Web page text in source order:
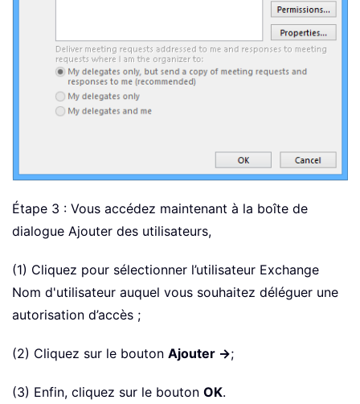
Étape 3 : Vous accédez maintenant à la boîte de
dialogue Ajouter des utilisateurs,
(1) Cliquez pour sélectionner l’utilisateur Exchange
Nom d'utilisateur auquel vous souhaitez déléguer une
autorisation d’accès ;
(2) Cliquez sur le bouton Ajouter ->;
(3) Enfin, cliquez sur le bouton OK.